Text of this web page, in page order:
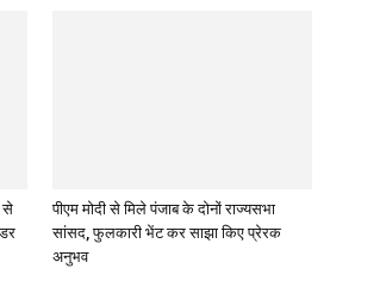
से
पीएम मोदी से मिले पंजाब के दोनों राज्यसभा
सांसद, फुलकारी भेंट कर साझा किए प्रेरक
अनुभव